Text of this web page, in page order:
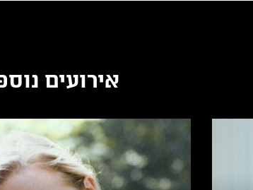
אירועים